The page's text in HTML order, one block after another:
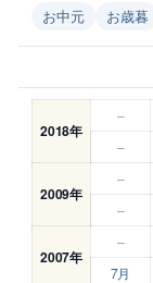
お中元 お歳暮
2018年
–
–
2009年
–
–
2007年
–
7月